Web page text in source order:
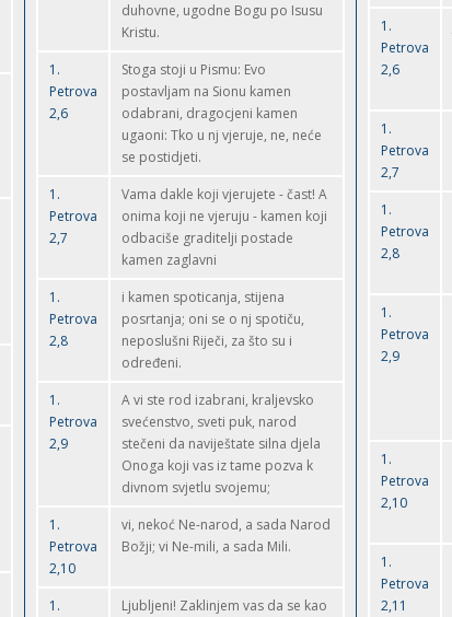
duhovne, ugodne Bogu po Isusu
Kristu.
1.
Petrova
2,6
Stoga stoji u Pismu: Evo
postavljam na Sionu kamen
odabrani, dragocjeni kamen
ugaoni: Tko u nj vjeruje, ne, neće
se postidjeti.
1.
Petrova
2,7
Vama dakle koji vjerujete - čast! A
onima koji ne vjeruju - kamen koji
odbaciše graditelji postade
kamen zaglavni
1.
Petrova
2,8
i kamen spoticanja, stijena
posrtanja; oni se o nj spotiču,
neposlušni Riječi, za što su i
određeni.
1.
Petrova
2,9
A vi ste rod izabrani, kraljevsko
svećenstvo, sveti puk, narod
stečeni da naviještate silna djela
Onoga koji vas iz tame pozva k
divnom svjetlu svojemu;
1.
Petrova
2,10
vi, nekoć Ne-narod, a sada Narod
Božji; vi Ne-mili, a sada Mili.
1.
Ljubljeni! Zaklinjem vas da se kao
1.
Petrova
2,6
1.
Petrova
2,7
1.
Petrova
2,8
1.
Petrova
2,9
1.
Petrova
2,10
1.
Petrova
2,11